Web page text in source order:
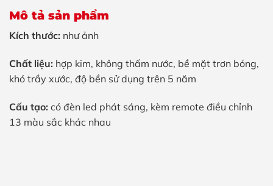
Mô tả sản phẩm
Kích thước: như ảnh
Chất liệu: hợp kim, không thấm nước, bề mặt trơn bóng,
khó trầy xước, độ bền sử dụng trên 5 năm
Cấu tạo: có đèn led phát sáng, kèm remote điều chỉnh
13 màu sắc khác nhau